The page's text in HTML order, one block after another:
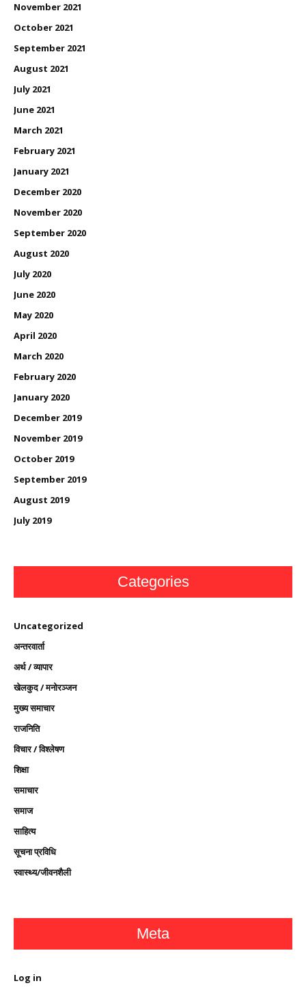
November 2021
October 2021
September 2021
August 2021
July 2021
June 2021
March 2021
February 2021
January 2021
December 2020
November 2020
September 2020
August 2020
July 2020
June 2020
May 2020
April 2020
March 2020
February 2020
January 2020
December 2019
November 2019
October 2019
September 2019
August 2019
July 2019
Categories
Uncategorized
अन्तरवार्ता
अर्थ / व्यापार
खेलकुद / मनोरञ्जन
मुख्य समाचार
राजनिति
विचार / विश्लेषण
शिक्षा
समाचार
समाज
साहित्य
सूचना प्रविधि
स्वास्थ्य/जीवनशैली
Meta
Log in